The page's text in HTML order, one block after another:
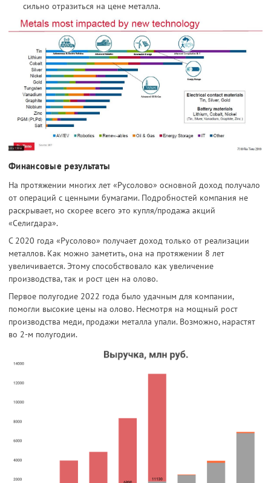
сильно отразиться на цене металла.
Финансовые результаты
На протяжении многих лет «Русолово» основной доход получало
от операций с ценными бумагами. Подробностей компания не
раскрывает, но скорее всего это купля/продажа акций
«Селигдара».
С 2020 года «Русолово» получает доход только от реализации
металлов. Как можно заметить, она на протяжении 8 лет
увеличивается. Этому способствовало как увеличение
производства, так и рост цен на олово.
Первое полугодие 2022 года было удачным для компании,
помогли высокие цены на олово. Несмотря на мощный рост
производства меди, продажи металла упали. Возможно, нарастят
во 2-м полугодии.